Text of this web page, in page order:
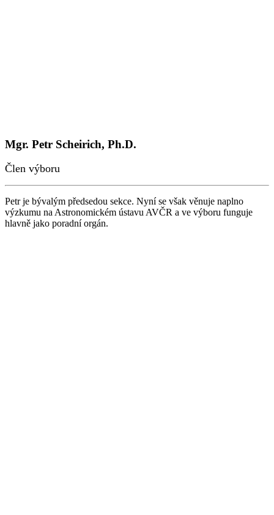
Mgr. Petr Scheirich, Ph.D.
Člen výboru
Petr je bývalým předsedou sekce. Nyní se však věnuje naplno
výzkumu na Astronomickém ústavu AVČR a ve výboru funguje
hlavně jako poradní orgán.